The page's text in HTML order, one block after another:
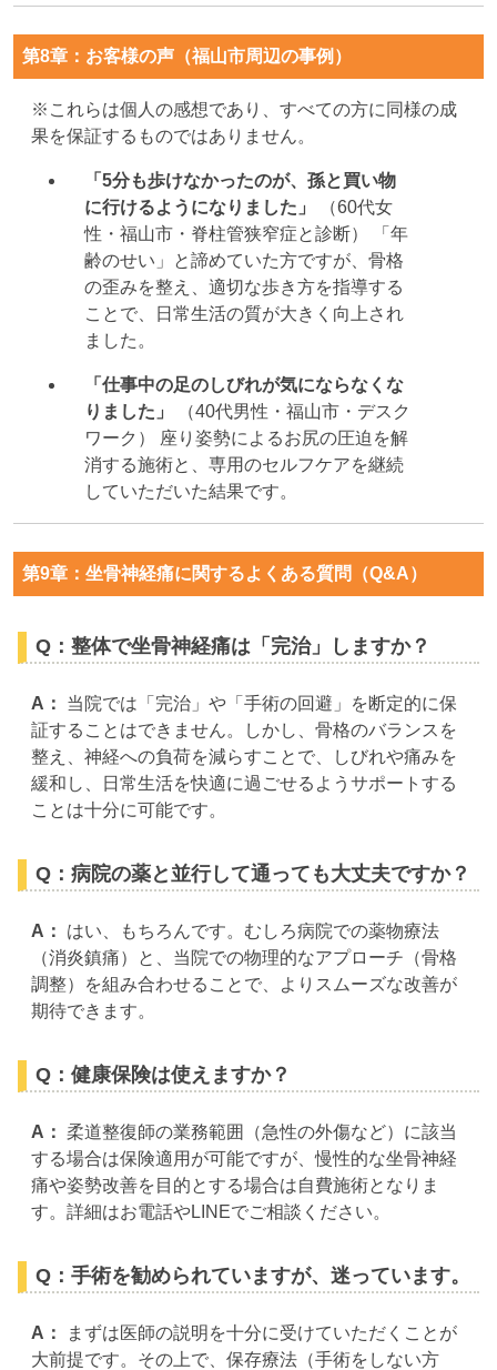
第8章：お客様の声（福山市周辺の事例）
※これらは個人の感想であり、すべての方に同様の成
果を保証するものではありません。
「5分も歩けなかったのが、孫と買い物
に行けるようになりました」
（60代女
性・福山市・脊柱管狭窄症と診断） 「年
齢のせい」と諦めていた方ですが、骨格
の歪みを整え、適切な歩き方を指導する
ことで、日常生活の質が大きく向上され
ました。
「仕事中の足のしびれが気にならなくな
りました」
（40代男性・福山市・デスク
ワーク） 座り姿勢によるお尻の圧迫を解
消する施術と、専用のセルフケアを継続
していただいた結果です。
第9章：坐骨神経痛に関するよくある質問（Q&A）
Q：整体で坐骨神経痛は「完治」しますか？
A：
当院では「完治」や「手術の回避」を断定的に保
証することはできません。しかし、骨格のバランスを
整え、神経への負荷を減らすことで、しびれや痛みを
緩和し、日常生活を快適に過ごせるようサポートする
ことは十分に可能です。
Q：病院の薬と並行して通っても大丈夫ですか？
A：
はい、もちろんです。むしろ病院での薬物療法
（消炎鎮痛）と、当院での物理的なアプローチ（骨格
調整）を組み合わせることで、よりスムーズな改善が
期待できます。
Q：健康保険は使えますか？
A： 柔道整復師の業務範囲（急性の外傷など）に該当
する場合は保険適用が可能ですが、慢性的な坐骨神経
痛や姿勢改善を目的とする場合は自費施術となりま
す。詳細はお電話やLINEでご相談ください。
Q：手術を勧められていますが、迷っています。
A：
まずは医師の説明を十分に受けていただくことが
大前提です。その上で、保存療法（手術をしない方